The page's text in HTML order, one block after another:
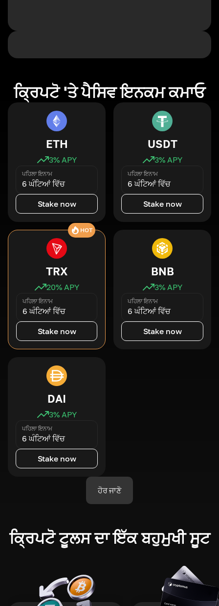
ਕ੍ਰਿਪਟੋ 'ਤੇ ਪੈਸਿਵ ਇਨਕਮ ਕਮਾਓ
ETH
3% APY
ਪਹਿਲਾ ਇਨਾਮ
6 ਘੰਟਿਆਂ ਵਿੱਚ
Stake now
USDT
3% APY
ਪਹਿਲਾ ਇਨਾਮ
6 ਘੰਟਿਆਂ ਵਿੱਚ
Stake now
HOT
TRX
20% APY
ਪਹਿਲਾ ਇਨਾਮ
6 ਘੰਟਿਆਂ ਵਿੱਚ
Stake now
BNB
3% APY
ਪਹਿਲਾ ਇਨਾਮ
6 ਘੰਟਿਆਂ ਵਿੱਚ
Stake now
DAI
3% APY
ਪਹਿਲਾ ਇਨਾਮ
6 ਘੰਟਿਆਂ ਵਿੱਚ
Stake now
ਹੋਰ ਜਾਣੋ
ਕ੍ਰਿਪਟੋ ਟੂਲਸ ਦਾ ਇੱਕ ਬਹੁਮੁਖੀ ਸੂਟ